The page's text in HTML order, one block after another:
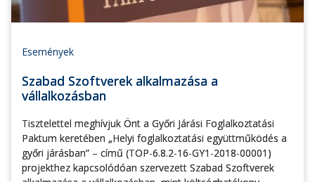
Események
Szabad Szoftverek alkalmazása a
vállalkozásban
Tisztelettel meghívjuk Önt a Győri Járási Foglalkoztatási
Paktum keretében „Helyi foglalkoztatási együttműködés a
győri járásban” – című (TOP-6.8.2-16-GY1-2018-00001)
projekthez kapcsolódóan szervezett Szabad Szoftverek